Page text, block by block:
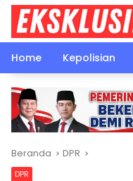
Langsung
konten
Home
Kepolisian
Beranda DPR
DPR